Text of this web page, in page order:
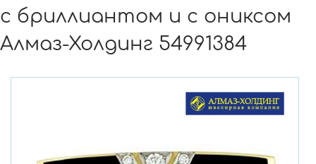
с бриллиантом и с ониксом
Алмаз-Холдинг 54991384